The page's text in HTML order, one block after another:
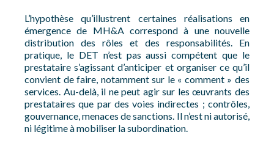
L’hypothèse qu’illustrent certaines réalisations en
émergence de MH&A correspond à une nouvelle
distribution des rôles et des responsabilités. En
pratique, le DET n’est pas aussi compétent que le
prestataire s’agissant d’anticiper et organiser ce qu’il
convient de faire, notamment sur le « comment » des
services. Au-delà, il ne peut agir sur les œuvrants des
prestataires que par des voies indirectes ; contrôles,
gouvernance, menaces de sanctions. Il n’est ni autorisé,
ni légitime à mobiliser la subordination.